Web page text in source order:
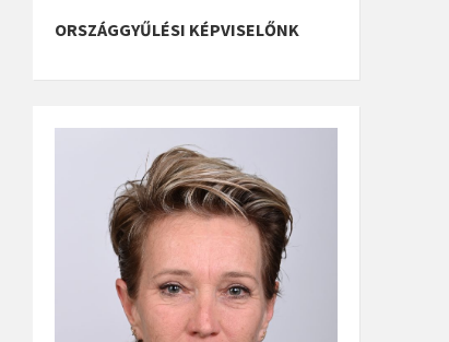
ORSZÁGGYŰLÉSI KÉPVISELŐNK